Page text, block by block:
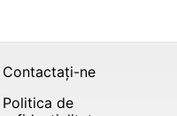
Contactați-ne
Politica de